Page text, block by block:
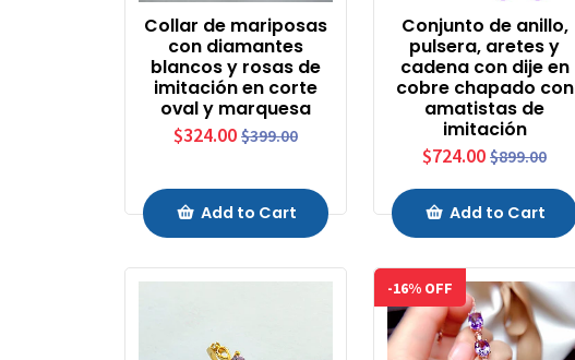
Collar de mariposas
con diamantes
blancos y rosas de
imitación en corte
oval y marquesa
$324.00 $399.00
Add to Cart
Conjunto de anillo,
pulsera, aretes y
cadena con dije en
cobre chapado con
amatistas de
imitación
$724.00 $899.00
Add to Cart
-16% OFF